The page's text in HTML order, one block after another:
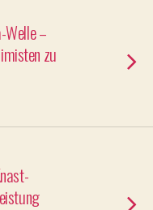
Welle –
zu